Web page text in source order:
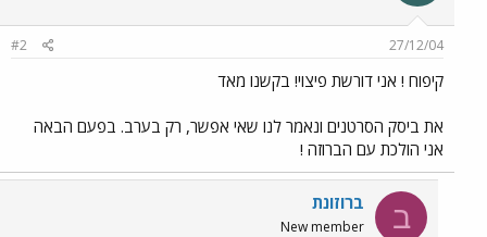
27/12/04
#2
קיפוח ! אני דורשת פיצוי! בקשנו מאד
את ביסק הסרטנים ונאמר לנו שאי אפשר, רק בערב. בפעם הבאה
אני הולכת עם הברוזה !
ב ברוזונת
New member